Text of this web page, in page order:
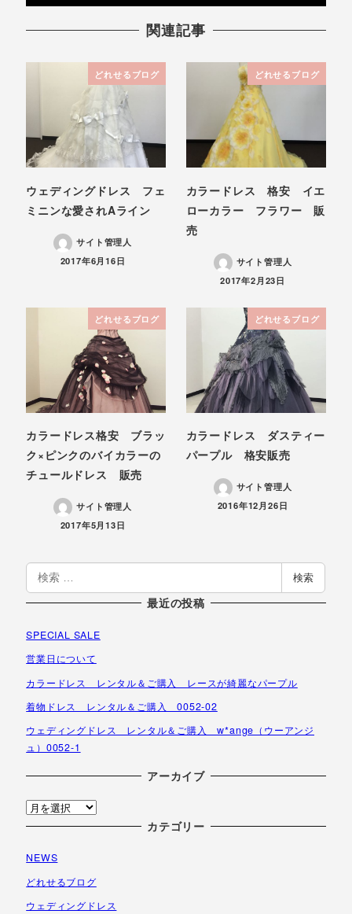
関連記事
どれせるブログ
ウェディングドレス フェ
ミニンな愛されAライン
サイト管理人
投稿日
2017年6月16日
どれせるブログ
カラードレス 格安 イエ
ローカラー フラワー 販
売
サイト管理人
投稿日
2017年2月23日
どれせるブログ
カラードレス格安 ブラッ
ク×ピンクのバイカラーの
チュールドレス 販売
サイト管理人
投稿日
2017年5月13日
どれせるブログ
カラードレス ダスティー
パープル 格安販売
サイト管理人
投稿日
2016年12月26日
検
索
検索
最近の投稿
SPECIAL SALE
営業日について
カラードレス レンタル＆ご購入 レースが綺麗なパープル
着物ドレス レンタル＆ご購入 0052-02
ウェディングドレス レンタル＆ご購入 w*ange（ウーアンジ
ュ）0052-1
アーカイブ
ア
ー
イ
ブ
カテゴリー
NEWS
どれせるブログ
ウェディングドレス